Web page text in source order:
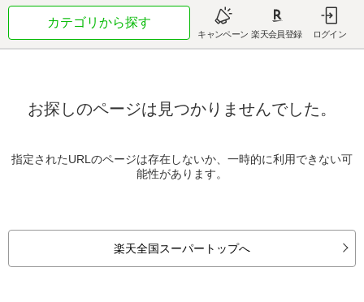
カテゴリから探す
キャンペーン 楽天会員登録 ログイン
お探しのページは見つかりませんでした。
指定されたURLのページは存在しないか、一時的に利用できない可
能性があります。
楽天全国スーパートップへ